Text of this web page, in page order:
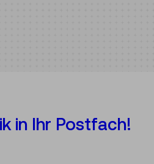
in Ihr Postfach!